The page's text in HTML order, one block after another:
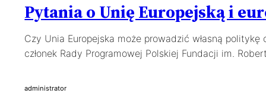
Pytania o Unię Europejską i
Czy Unia Europejska może prowadzić własną
członek Rady Programowej Polskiej Fundacji im.
administrator